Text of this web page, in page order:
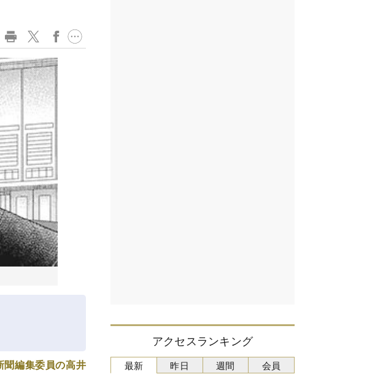
聞編集委員の高井
アクセスランキング
最新
昨日 週間 会員